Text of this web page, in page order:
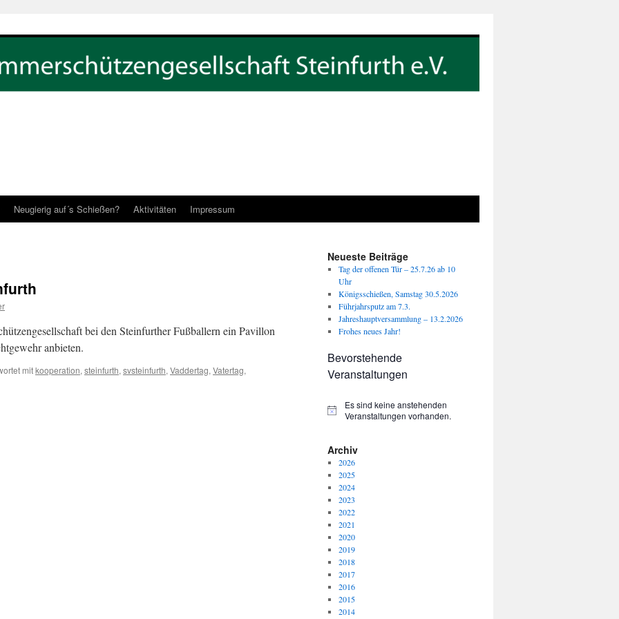
Neugierig auf´s Schießen? Aktivitäten Impressum
bei den Steinfurther Fußballern ein Pavillon
anbieten.
mitkooperation, steinfurth, svsteinfurth, Vaddertag, Vatertag,
Neueste Beiträge
Tag der offenen Tür – 25.7.26 ab 10
Uhr
Königsschießen, Samstag 30.5.2026
Führjahrsputz am 7.3.
Jahreshauptversammlung – 13.2.2026
Frohes neues Jahr!
Bevorstehende
Veranstaltungen
Hinweis
Es sind keine anstehenden
Veranstaltungen vorhanden.
Archiv
2026
2025
2024
2023
2022
2021
2020
2019
2018
2017
2016
2015
2014